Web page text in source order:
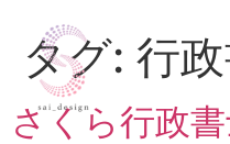
タグ: 行
さくら行政